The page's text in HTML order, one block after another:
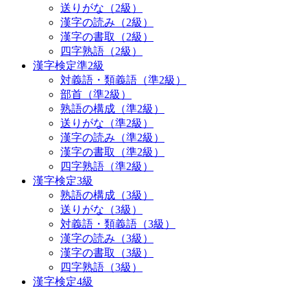
送りがな（2級）
漢字の読み（2級）
漢字の書取（2級）
四字熟語（2級）
漢字検定準2級
対義語・類義語（準2級）
部首（準2級）
熟語の構成（準2級）
送りがな（準2級）
漢字の読み（準2級）
漢字の書取（準2級）
四字熟語（準2級）
漢字検定3級
熟語の構成（3級）
送りがな（3級）
対義語・類義語（3級）
漢字の読み（3級）
漢字の書取（3級）
四字熟語（3級）
漢字検定4級